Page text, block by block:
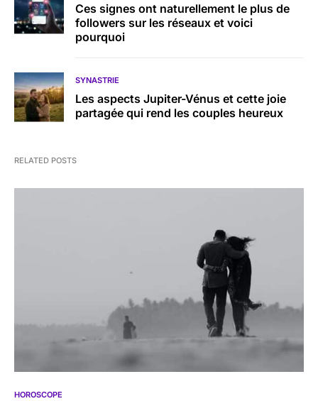
Ces signes ont naturellement le plus de
followers sur les réseaux et voici
pourquoi
SYNASTRIE
Les aspects Jupiter-Vénus et cette joie
partagée qui rend les couples heureux
RELATED POSTS
HOROSCOPE